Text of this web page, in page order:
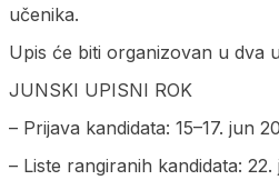
učenika.
Upis će biti organizovan u dva
ЈUNSKI UPISNI ROK
– Prijava kandidata: 15–17. jun
– Liste rangiranih kandidata: